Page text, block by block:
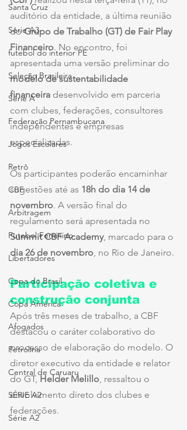
Santa Cruz
Série A3
futebol do interior PE
Seleção Brasileira
Série A
Federação Pernambucana
Jogos Escolares
Retrô
CBF
Arbitragem
Futebol Feminino
Libertadores
Copa do Brasil
Copa América
Afogados
Petrolina
Central de Caruaru
SÉRIE A2
Série A2
auditório da entidade, a última reunião
do Grupo de Trabalho (GT) de Fair Play
Financeiro. No encontro, foi
apresentada uma versão preliminar do
modelo de sustentabilidade
financeira desenvolvido em parceria
com clubes, federações, consultores
independentes e empresas
especializadas.
Os participantes poderão encaminhar
sugestões até as 18h do dia 14 de
novembro. A versão final do
regulamento será apresentada no
Summit CBF Academy, marcado para o
dia 26 de novembro, no Rio de Janeiro.
Participação coletiva e
construção conjunta
Após três meses de trabalho, a CBF
destacou o caráter colaborativo do
processo de elaboração do modelo. O
diretor executivo da entidade e relator
do GT, Helder Melillo, ressaltou o
envolvimento direto dos clubes e
federações.